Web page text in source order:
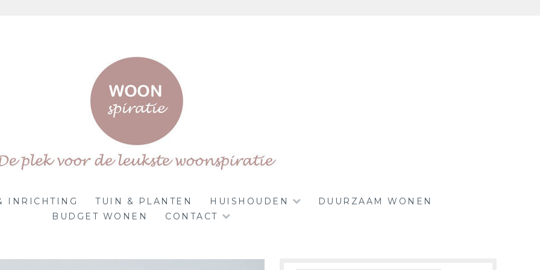
INRICHTING TUIN & PLANTEN HUISHOUDEN
DUURZAAM WONEN
BUDGET WONEN
CONTACT